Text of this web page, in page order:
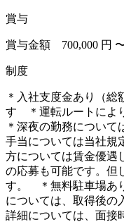
賞与
賞与金額 700,000 円
制度
＊入社支度金あり（総
す ＊運転ルートによ
＊深夜の勤務につい
手当については当社
方については賃金優
の応募も可能です。
す。 ＊無料駐車場
については、取得後の
詳細については、面